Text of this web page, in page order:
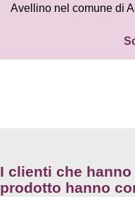
Avellino nel comune di
I clienti che
prodotto hanno